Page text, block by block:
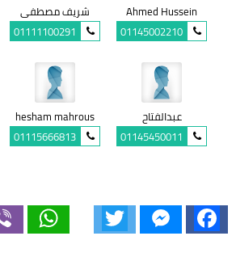
Ahmed Hussein
01145002210
شريف مصطفى
01111100291
عبدالفتاح
01145450011
hesham mahrous
01115666813
Facebook
Messenger